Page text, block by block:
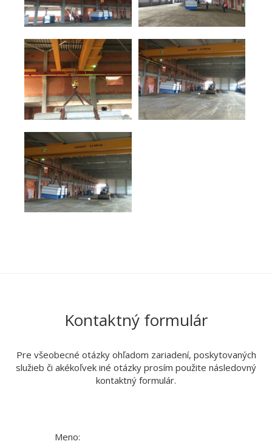
Kontaktný formulár
Pre všeobecné otázky ohľadom zariadení, poskytovaných
služieb či akékoľvek iné otázky prosím použite následovný
kontaktný formulár.
Meno: